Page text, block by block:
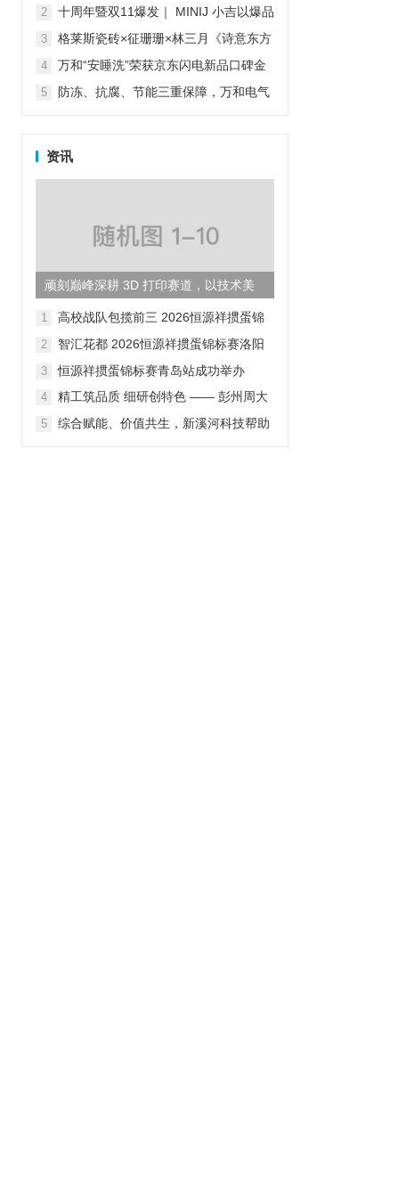
2
十周年暨双11爆发｜ MINIJ 小吉以爆品
样
3
格莱斯瓷砖×征珊珊×林三月《诗意东方
4
万和“安睡洗”荣获京东闪电新品口碑金
5
防冻、抗腐、节能三重保障，万和电气
资讯
顽刻巅峰深耕 3D 打印赛道，以技术美
学重构国货鞋履产业新格...
1
高校战队包揽前三 2026恒源祥掼蛋锦
2
智汇花都 2026恒源祥掼蛋锦标赛洛阳
3 恒源祥掼蛋锦标赛青岛站成功举办
4
精工筑品质 细研创特色 —— 彭州周大
5
综合赋能、价值共生，新溪河科技帮助